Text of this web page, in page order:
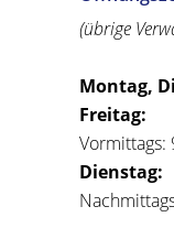
(übrige
Montag,
Freitag:
Vormittags:
Dienstag: